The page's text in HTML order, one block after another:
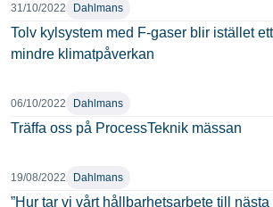
31/10/2022 Dahlmans
Tolv kylsystem med F-gaser blir istället
mindre klimatpåverkan
06/10/2022 Dahlmans
Träffa oss på ProcessTeknik mässan
19/08/2022 Dahlmans
”Hur tar vi vårt hållbarhetsarbete till nästa